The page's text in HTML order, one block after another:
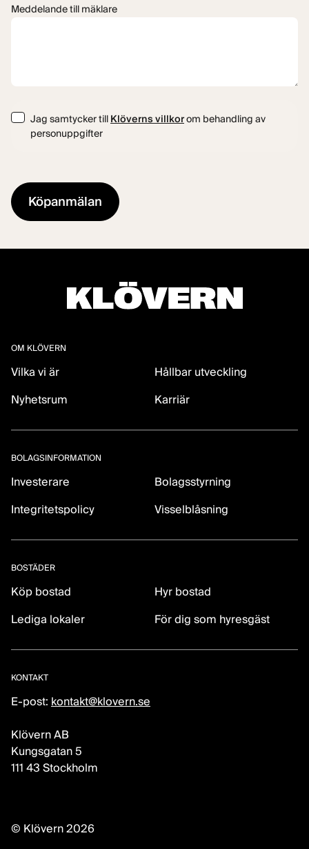
Meddelande till mäklare
ConsentJag samtycker till Klöverns villkorom behandling av
personuppgifter
OM KLÖVERN
Vilka vi är
Hållbar utveckling
Nyhetsrum
Karriär
BOLAGSINFORMATION
Investerare
Bolagsstyrning
Integritetspolicy
Visselblåsning
BOSTÄDER
Köp bostad
Hyr bostad
Lediga lokaler
För dig som hyresgäst
KONTAKT
E-post: kontakt@klovern.se
Klövern AB
Kungsgatan 5
111 43 Stockholm
© Klövern 2026